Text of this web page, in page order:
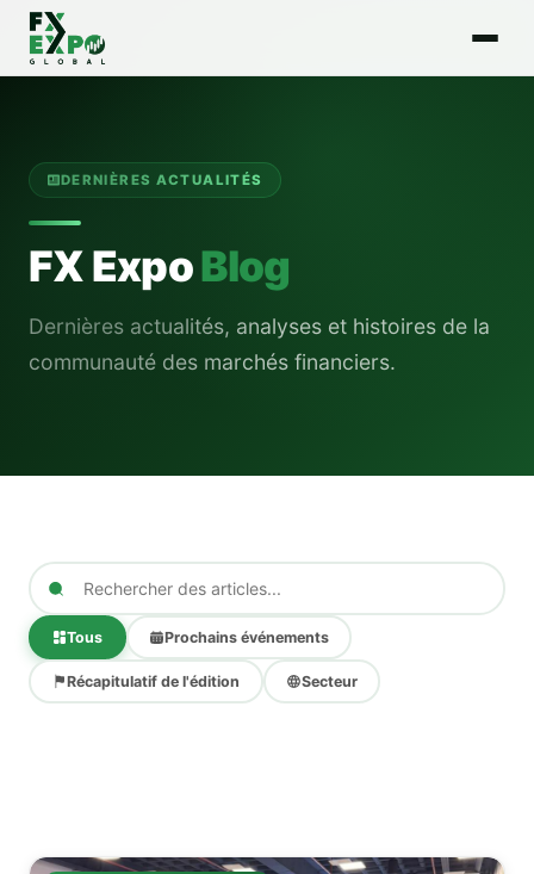
DERNIÈRES ACTUALITÉS
FX ExpoBlog
Dernières actualités, analyses et histoires de la
communauté des marchés financiers.
Tous Prochains événements
Récapitulatif de l'édition Secteur